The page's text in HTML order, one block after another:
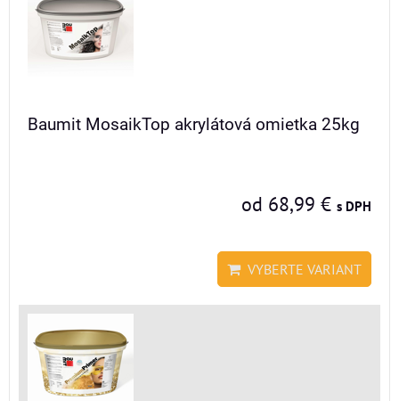
Baumit MosaikTop akrylátová omietka 25kg
od 68,99 € s DPH
VYBERTE VARIANT